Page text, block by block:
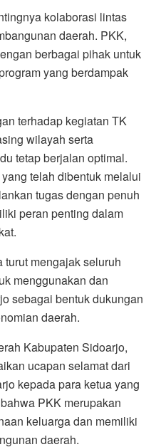
kolaborasi lintas
daerah. PKK,
berbagai pihak untuk
yang berdampak
terhadap kegiatan TK
wilayah serta
tetap berjalan optimal.
telah dibentuk melalui
tugas dengan penuh
peran penting dalam
turut mengajak seluruh
menggunakan dan
sebagai bentuk dukungan
daerah.
Kabupaten Sidoarjo,
ucapan selamat dari
kepada para ketua yang
PKK merupakan
keluarga dan memiliki
daerah.